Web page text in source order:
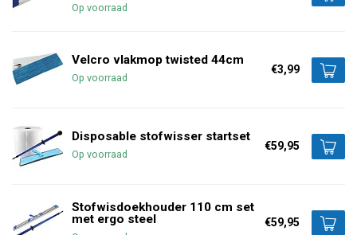
Op voorraad
Velcro vlakmop twisted 44cm
Op voorraad
€3,99
Disposable stofwisser startset
Op voorraad
€59,95
Stofwisdoekhouder 110 cm set
met ergo steel
€59,95